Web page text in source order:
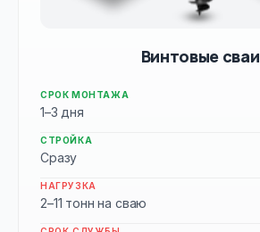
Винтовые сваи
СРОК МОНТАЖА
1–3 дня
СТРОЙКА
Сразу
НАГРУЗКА
2–11 тонн на сваю